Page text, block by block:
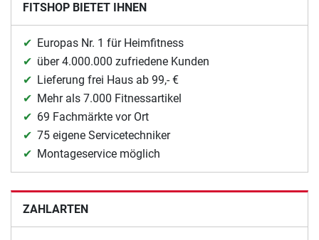
FITSHOP BIETET IHNEN
Europas Nr. 1 für Heimfitness
über 4.000.000 zufriedene Kunden
Lieferung frei Haus ab 99,- €
Mehr als 7.000 Fitnessartikel
69 Fachmärkte vor Ort
75 eigene Servicetechniker
Montageservice möglich
ZAHLARTEN